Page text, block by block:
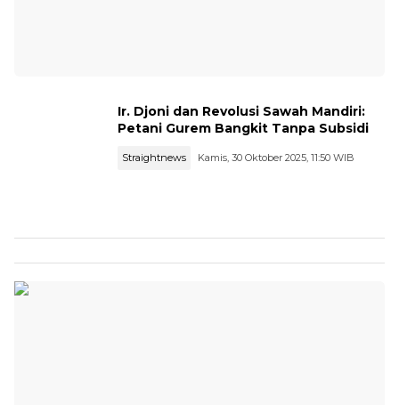
Ir. Djoni dan Revolusi Sawah Mandiri:
Petani Gurem Bangkit Tanpa Subsidi
Straightnews Kamis, 30 Oktober 2025, 11:50 WIB